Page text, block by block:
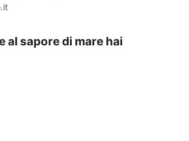
al sapore di mare hai